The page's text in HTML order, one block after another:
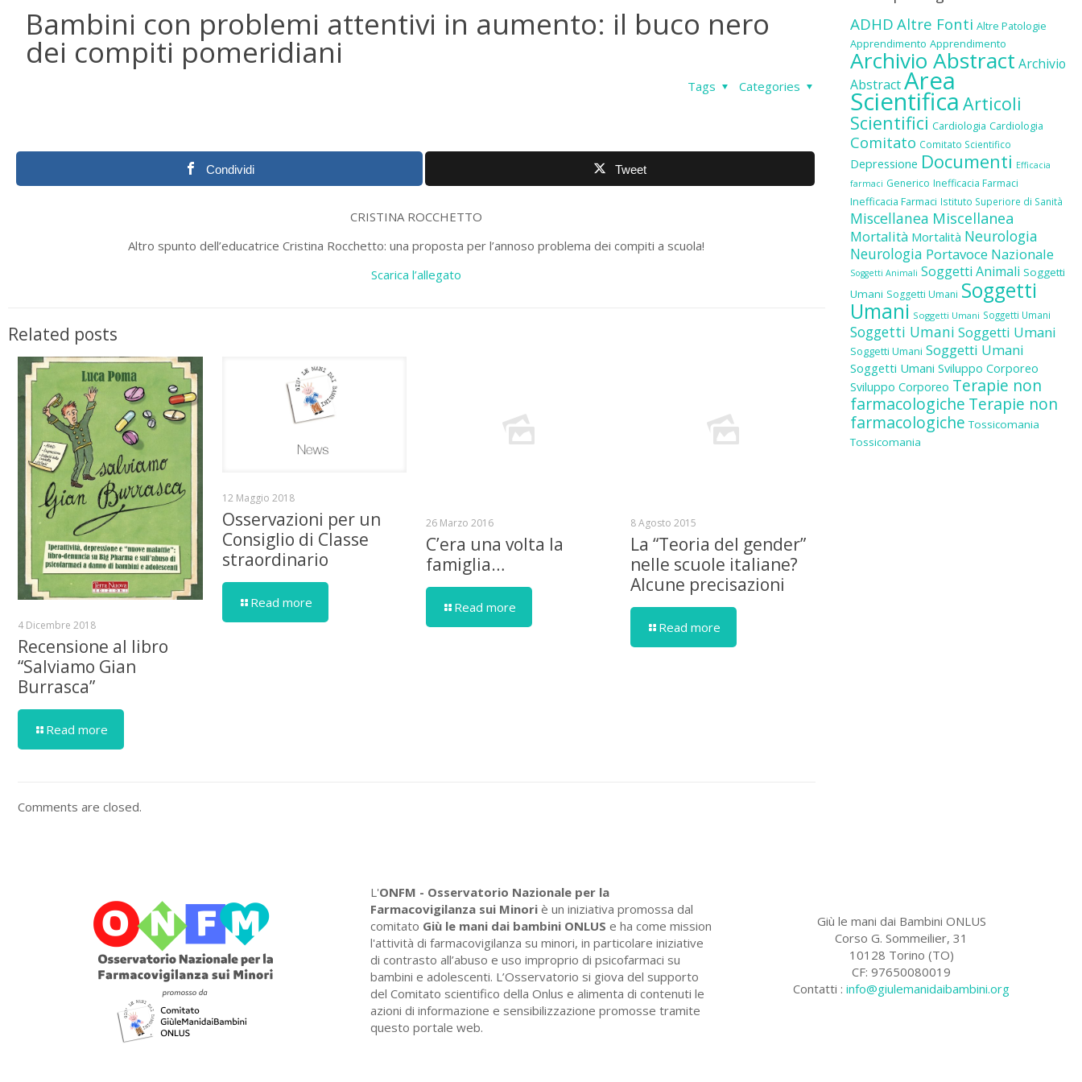
Bambini con problemi attentivi in aumento: il buco nero
dei compiti pomeridiani
Categories
Tags
Condividi Tweet
CRISTINA ROCCHETTO
Altro spunto dell’educatrice Cristina Rocchetto: una proposta per l’annoso problema dei compiti a scuola!
Scarica l’allegato
Related posts
4 Dicembre 2018
Recensione al libro
“Salviamo Gian
Burrasca”
Read more
12 Maggio 2018
Osservazioni per un
Consiglio di Classe
straordinario
Read more
26 Marzo 2016
C’era una volta la
famiglia…
Read more
8 Agosto 2015
La “Teoria del gender”
nelle scuole italiane?
Alcune precisazioni
Read more
Comments are closed.
ADHD Altre Fonti Altre Patologie
Apprendimento Apprendimento
Archivio Abstract Archivio
AbstractArea
Scientifica Articoli
Scientifici Cardiologia Cardiologia
Comitato Comitato Scientifico
Depressione Documenti Efficacia
farmaci Generico Inefficacia Farmaci
Inefficacia Farmaci Istituto Superiore di Sanità
Miscellanea Miscellanea
Mortalità Mortalità Neurologia
Neurologia Portavoce Nazionale
Soggetti Animali Soggetti Animali Soggetti
Umani Soggetti Umani Soggetti
Umani Soggetti Umani Soggetti Umani
Soggetti Umani Soggetti Umani
Soggetti Umani Soggetti Umani
Soggetti Umani Sviluppo Corporeo
Sviluppo Corporeo Terapie non
farmacologiche Terapie non
farmacologiche Tossicomania
Tossicomania
L'ONFM - Osservatorio Nazionale per la
Farmacovigilanza sui Minori è un iniziativa promossa dal
comitato Giù le mani dai bambini ONLUS e ha come mission
l'attività di farmacovigilanza su minori, in particolare iniziative
di contrasto all’abuso e uso improprio di psicofarmaci su
bambini e adolescenti. L’Osservatorio si giova del supporto
del Comitato scientifico della Onlus e alimenta di contenuti le
azioni di informazione e sensibilizzazione promosse tramite
questo portale web.
Giù le mani dai Bambini ONLUS
Corso G. Sommeilier, 31
10128 Torino (TO)
CF: 97650080019
Contatti :info@giulemanidaibambini.org